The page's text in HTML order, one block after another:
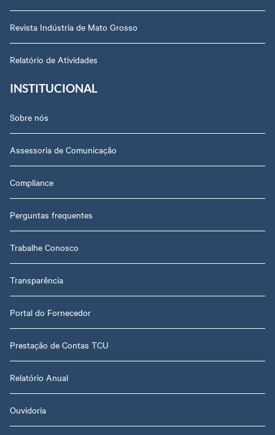
Revista Indústria de Mato Grosso
Relatório de Atividades
INSTITUCIONAL
Sobre nós
Assessoria de Comunicação
Compliance
Perguntas frequentes
Trabalhe Conosco
Transparência
Portal do Fornecedor
Prestação de Contas TCU
Relatório Anual
Ouvidoria